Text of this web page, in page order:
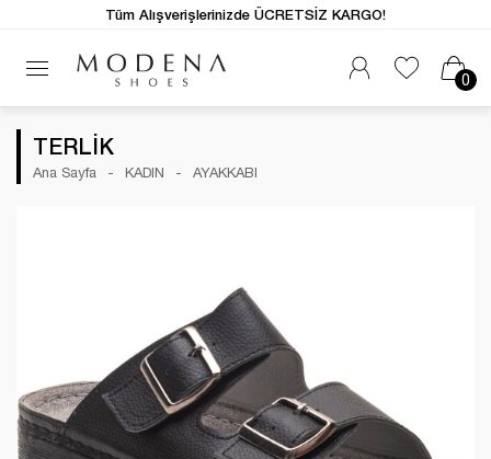
0
Tüm Alışverişlerinizde ÜCRETSİZ KARGO!
TERLİK
Ana Sayfa KADIN AYAKKABI